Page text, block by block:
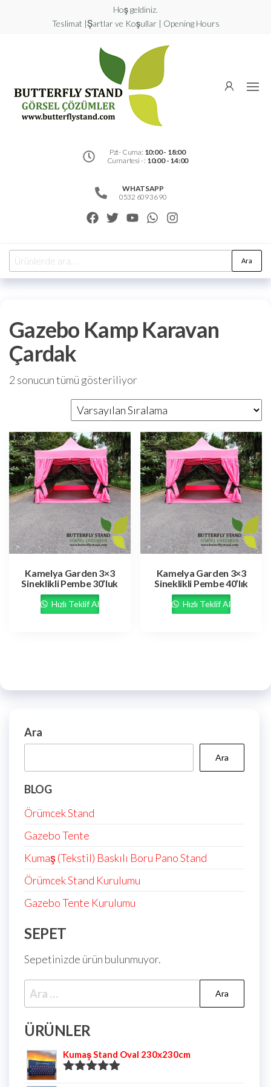
Hoş geldiniz.
Teslimat |Şartlar ve Koşullar | Opening Hours
Görsel
Pzt- Cuma: 10:00 - 18:00
Cumartesi - : 10:00 - 14:00
WHATSAPP
0532 609 36 90
Ara
Gazebo Kamp Karavan
Çardak
2 sonucun tümü gösteriliyor
Kamelya Garden 3×3
Sineklikli Pembe 30’luk
Hızlı Teklif Al
Kamelya Garden 3×3
Sineklikli Pembe 40’lık
Hızlı Teklif Al
Ara
Ara
BLOG
Örümcek Stand
Gazebo Tente
Kumaş (Tekstil) Baskılı Boru Pano Stand
Örümcek Stand Kurulumu
Gazebo Tente Kurulumu
SEPET
Sepetinizde ürün bulunmuyor.
ÜRÜNLER
Kumaş Stand Oval 230x230cm